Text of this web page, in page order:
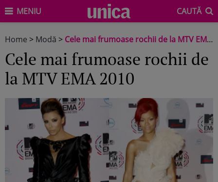
MENIU CAUTĂ
Home > Modă > Cele mai frumoase rochii de la MTV EMA 2010
Cele mai frumoase rochii de
la MTV EMA 2010